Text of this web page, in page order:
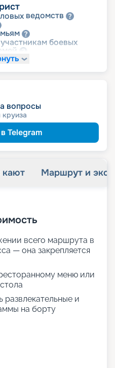
ведомств
боевых
вопросы
Telegram
Маршрут и
всего маршрута в
— она закрепляется
меню или
и
на борту